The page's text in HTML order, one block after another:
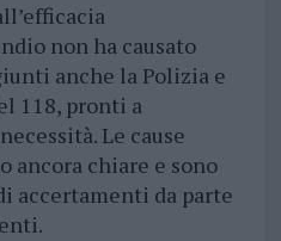
non ha causato
anche la Polizia e
118, pronti a
Le cause
ancora chiare e sono
accertamenti da parte